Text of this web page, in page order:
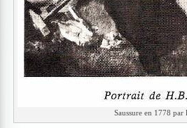
Saussure en 1778